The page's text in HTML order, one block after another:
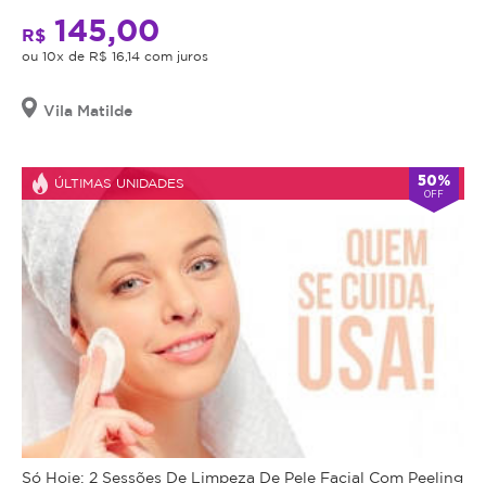
R$ 145,00
ou 10x de R$ 16,14 com juros
Vila Matilde
ÚLTIMAS UNIDADES 50%
OFF
Só Hoje: 2 Sessões De Limpeza De Pele Facial Com Peeling